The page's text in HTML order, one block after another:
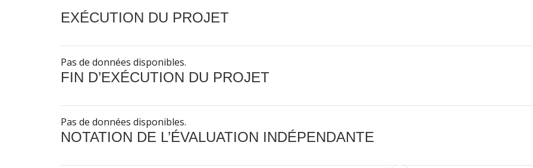
EXÉCUTION DU PROJET
Pas de données disponibles.
FIN D’EXÉCUTION DU PROJET
Pas de données disponibles.
NOTATION DE L’ÉVALUATION INDÉPENDANTE